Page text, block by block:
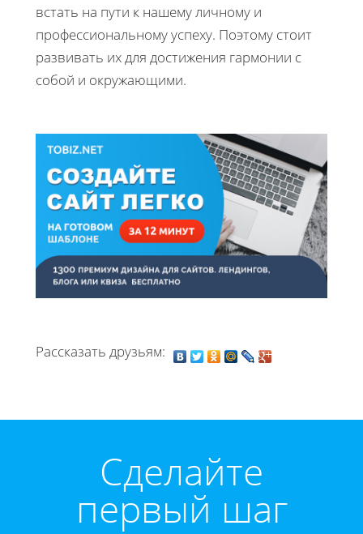
встать на пути к нашему личному и
профессиональному успеху. Поэтому стоит
развивать их для достижения гармонии с
собой и окружающими.
Рассказать друзьям:
Cделайте
первый шаг